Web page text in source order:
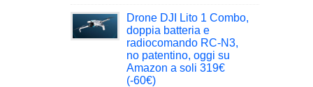
Drone DJI Lito 1 Combo,
doppia batteria e
radiocomando RC-N3,
no patentino, oggi su
Amazon a soli 319€
(-60€)